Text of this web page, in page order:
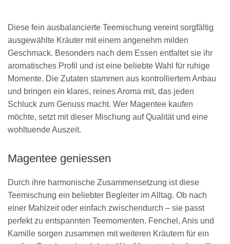
Diese fein ausbalancierte Teemischung vereint sorgfältig
ausgewählte Kräuter mit einem angenehm milden
Geschmack. Besonders nach dem Essen entfaltet sie ihr
aromatisches Profil und ist eine beliebte Wahl für ruhige
Momente. Die Zutaten stammen aus kontrolliertem Anbau
und bringen ein klares, reines Aroma mit, das jeden
Schluck zum Genuss macht. Wer Magentee kaufen
möchte, setzt mit dieser Mischung auf Qualität und eine
wohltuende Auszeit.
Magentee geniessen
Durch ihre harmonische Zusammensetzung ist diese
Teemischung ein beliebter Begleiter im Alltag. Ob nach
einer Mahlzeit oder einfach zwischendurch – sie passt
perfekt zu entspannten Teemomenten. Fenchel, Anis und
Kamille sorgen zusammen mit weiteren Kräutern für ein